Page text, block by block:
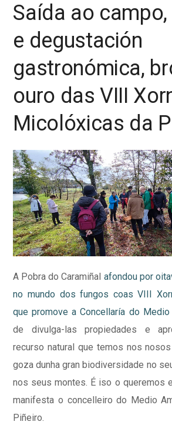
Saída ao
e degustación
gastronómica,
ouro das VIII
Micolóxicas da
A Pobra do Caramiñal afondou por
no mundo dos fungos coas VIII
que promove a Concellaría do Medio
de divulga-las propiedades e
recurso natural que temos nos
goza dunha gran biodiversidade no
nos seus montes. É iso o queremos
manifesta o concelleiro do Medio
Piñeiro.